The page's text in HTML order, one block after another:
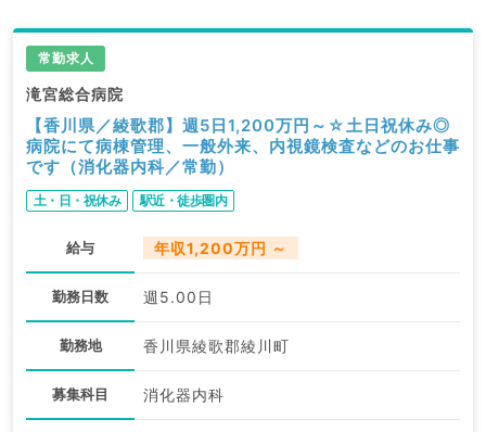
常勤求人
滝宮総合病院
【香川県／綾歌郡】週5日1,200万円～☆土日祝休み◎
病院にて病棟管理、一般外来、内視鏡検査などのお仕事
です（消化器内科／常勤）
土・日・祝休み 駅近・徒歩圏内
給与 年収1,200万円 ～
勤務日数 週5.00日
勤務地 香川県綾歌郡綾川町
募集科目 消化器内科